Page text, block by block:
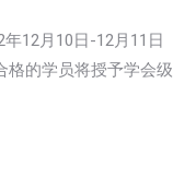
12月10日-12月11日
格的学员将授予学会级